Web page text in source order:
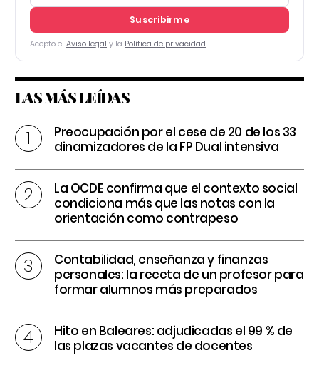
Suscribirme
Acepto el Aviso legal y la Política de privacidad
LAS MÁS LEÍDAS
Preocupación por el cese de 20 de los 33
dinamizadores de la FP Dual intensiva
La OCDE confirma que el contexto social
condiciona más que las notas con la
orientación como contrapeso
Contabilidad, enseñanza y finanzas
personales: la receta de un profesor para
formar alumnos más preparados
Hito en Baleares: adjudicadas el 99 % de
las plazas vacantes de docentes